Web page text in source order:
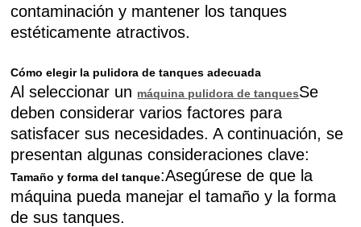
contaminación y mantener los tanques
estéticamente atractivos.
Cómo elegir la pulidora de tanques adecuada
Al seleccionar un máquina pulidora de tanquesSe
deben considerar varios factores para
satisfacer sus necesidades. A continuación, se
presentan algunas consideraciones clave:
Tamaño y forma del tanque:Asegúrese de que la
máquina pueda manejar el tamaño y la forma
de sus tanques.